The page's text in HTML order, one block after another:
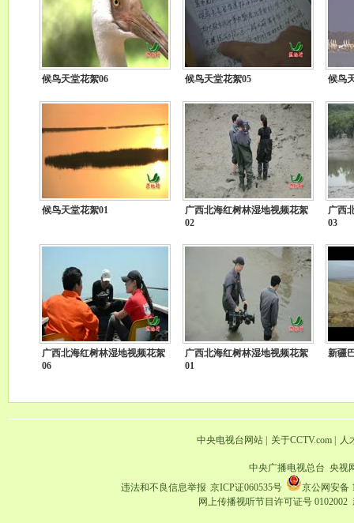
候鸟天堂花絮06 候鸟天堂花絮05 候鸟
候鸟天堂花絮01
广西北海红树林湿地视频花絮
02
广西
03
广西北海红树林湿地视频花絮
06
广西北海红树林湿地视频花絮
01
新疆
中央电视台网站 关于CCTV.com 人
中央广播电视总台 央视
违法和不良信息举报 京ICP证060535号
京公网安备
网上传播视听节目许可证号 0102002